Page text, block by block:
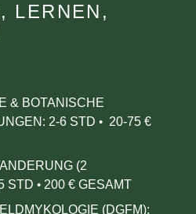
LERNEN,
& BOTANISCHE
2-6 STD• 20-75 €
(2
STD• 200 € GESAMT
(DGFM):